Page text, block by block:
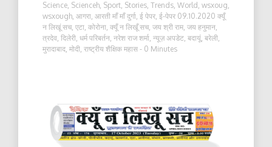
Science, Scienceh, Sport, Stories, Trends, World , wsxoug,
wsxough, आगरा, आरती माँ माँ दुर्गा, ई पेपर, ई-पेपर 09.10.2020 क्यूँ
न लिखूं सच, एटा, कोरोना, क्यूँ न लिखूँ सच, जय श्री राम, जय हनुमान,
त्रदेव, दिलेरी, धर्म परिबर्तन, नरेश राज शर्मा, न्यूज़ अपडेट, बदायूं, बरेली,
मुरादाबाद, मोदी, राष्ट्रीय शैक्षिक महास - 0 Minutes